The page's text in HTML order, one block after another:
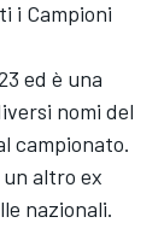
i Campioni
ed è una
nomi del
campionato.
altro ex
nazionali.